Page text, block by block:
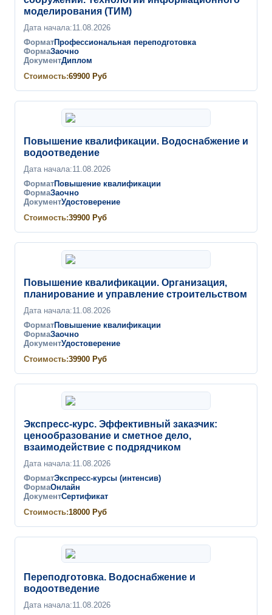
моделирования (ТИМ)
Дата начала:11.08.2026
ФорматПрофессиональная переподготовка
ФормаЗаочно
ДокументДиплом
Стоимость:69900 Руб
Повышение квалификации. Водоснабжение и
водоотведение
Дата начала:11.08.2026
ФорматПовышение квалификации
ФормаЗаочно
ДокументУдостоверение
Стоимость:39900 Руб
Повышение квалификации. Организация,
планирование и управление строительством
Дата начала:11.08.2026
ФорматПовышение квалификации
ФормаЗаочно
ДокументУдостоверение
Стоимость:39900 Руб
Экспресс-курс. Эффективный заказчик:
ценообразование и сметное дело,
взаимодействие с подрядчиком
Дата начала:11.08.2026
ФорматЭкспресс-курсы (интенсив)
ФормаОнлайн
ДокументСертификат
Стоимость:18000 Руб
Переподготовка. Водоснабжение и
водоотведение
Дата начала:11.08.2026